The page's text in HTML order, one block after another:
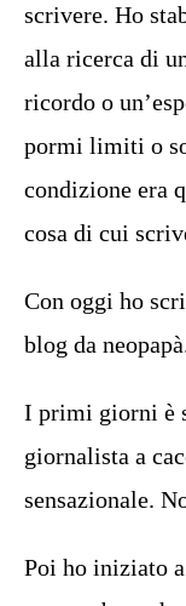
scrivere. Ho
alla ricerca di
ricordo o
pormi limiti o
condizione era
cosa di cui
Con oggi ho
blog da
I primi giorni è
giornalista a
sensazionale.
Poi ho iniziato